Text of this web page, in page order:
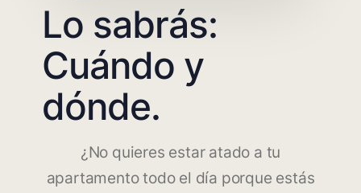
Lo sabrás:
Cuándo y
dónde.
¿No quieres estar atado a tu
apartamento todo el día porque estás